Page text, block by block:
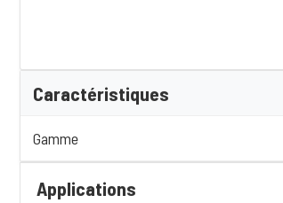
Caractéristiques
Gamme
Applications